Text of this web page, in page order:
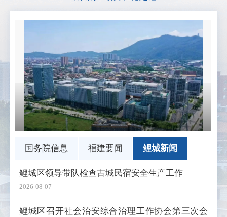
国务院信息 福建要闻 鲤城新闻
鲤城区领导带队检查古城民宿安全生产工作
2026-08-07
鲤城区召开社会治安综合治理工作协会第三次会